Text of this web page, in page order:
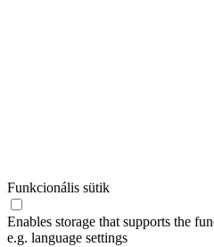
Funkcionális sütik
Enables storage that supports the
e.g. language settings